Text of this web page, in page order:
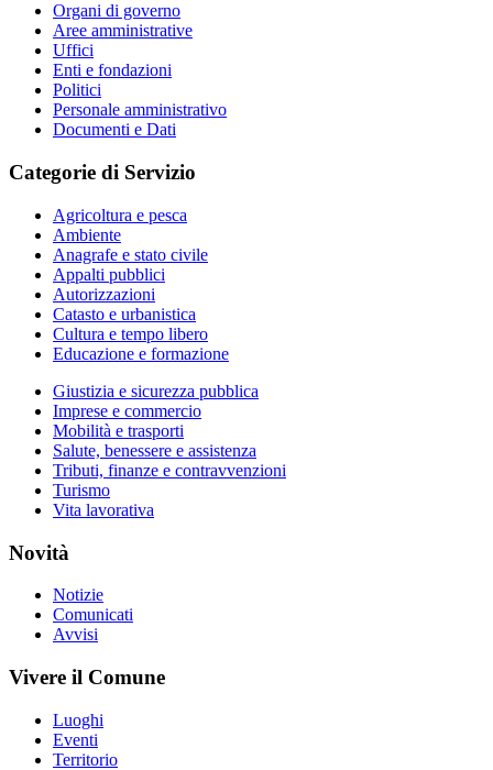
Organi di governo
Aree amministrative
Uffici
Enti e fondazioni
Politici
Personale amministrativo
Documenti e Dati
Categorie di Servizio
Agricoltura e pesca
Ambiente
Anagrafe e stato civile
Appalti pubblici
Autorizzazioni
Catasto e urbanistica
Cultura e tempo libero
Educazione e formazione
Giustizia e sicurezza pubblica
Imprese e commercio
Mobilità e trasporti
Salute, benessere e assistenza
Tributi, finanze e contravvenzioni
Turismo
Vita lavorativa
Novità
Notizie
Comunicati
Avvisi
Vivere il Comune
Luoghi
Eventi
Territorio